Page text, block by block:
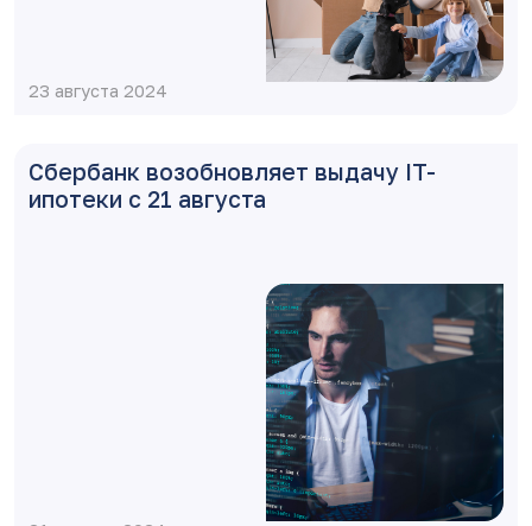
23 августа 2024
Сбербанк возобновляет выдачу IT-
ипотеки с 21 августа